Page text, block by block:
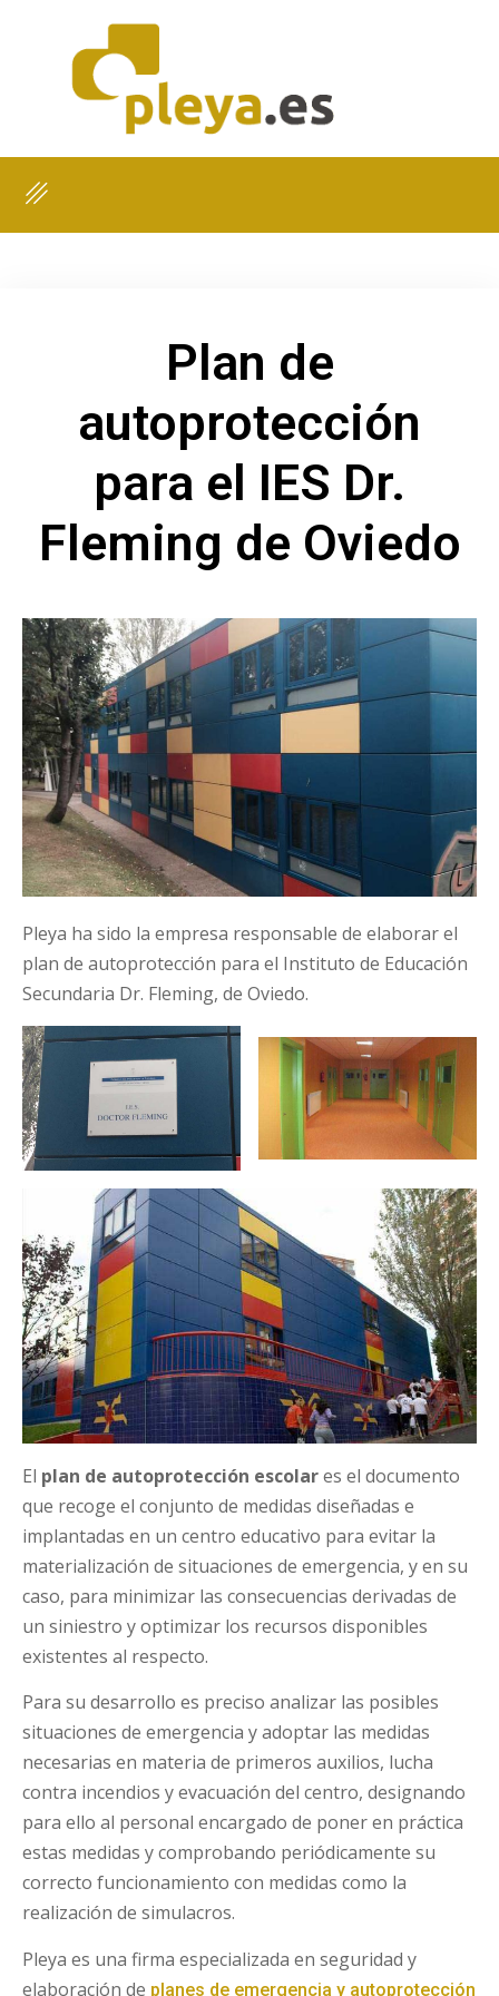
Plan de
autoprotección
para el IES Dr.
Fleming de Oviedo
Pleya ha sido la empresa responsable de elaborar el
plan de autoprotección para el Instituto de Educación
Secundaria Dr. Fleming, de Oviedo.
El plan de autoprotección escolares el documento
que recoge el conjunto de medidas diseñadas e
implantadas en un centro educativo para evitar la
materialización de situaciones de emergencia, y en su
caso, para minimizar las consecuencias derivadas de
un siniestro y optimizar los recursos disponibles
existentes al respecto.
Para su desarrollo es preciso analizar las posibles
situaciones de emergencia y adoptar las medidas
necesarias en materia de primeros auxilios, lucha
contra incendios y evacuación del centro, designando
para ello al personal encargado de poner en práctica
estas medidas y comprobando periódicamente su
correcto funcionamiento con medidas como la
realización de simulacros.
Pleya es una firma especializada en seguridad y
elaboración de planes de emergencia y autoprotección